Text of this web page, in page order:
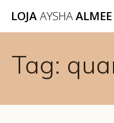
LOJAAYSHAALMEE
Tag: